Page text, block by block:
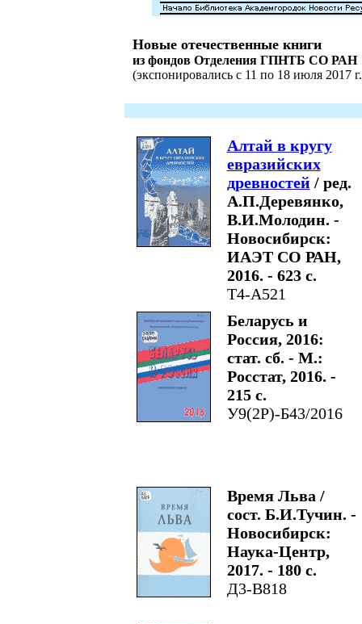
Новые отечественные книги
из фондов Отделения ГПНТБ СО РАН
(экспонировались с 11 по 18 июля 2017
Алтай в кругу
евразийских
древностей / ред.
А.П.Деревянко,
В.И.Молодин. -
Новосибирск:
ИАЭТ СО РАН,
2016. - 623 с.
Т4-А521
Беларусь и
Россия, 2016:
стат. сб. - М.:
Росстат, 2016. -
215 с.
У9(2Р)-Б43/2016
Время Льва /
сост. Б.И.Тучин. -
Новосибирск:
Наука-Центр,
2017. - 180 с.
Д3-В818